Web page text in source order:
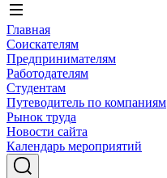
Главная
Соискателям
Предпринимателям
Работодателям
Студентам
Путеводитель по компаниям
Рынок труда
Новости сайта
Календарь мероприятий